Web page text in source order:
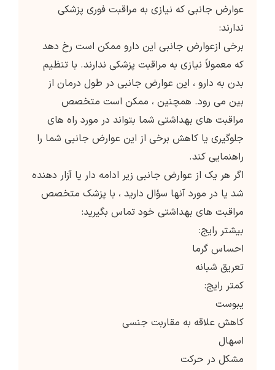
عوارض جانبی که نیازی به مراقبت فوری پزشکی
ندارند:
برخی ازعوارض جانبی این دارو ممکن است رخ دهد
که معمولاً نیازی به مراقبت پزشکی ندارند. با تنظیم
بدن به دارو ، این عوارض جانبی در طول درمان از
بین می رود. همچنین ، ممکن است متخصص
مراقبت های بهداشتی شما بتواند در مورد راه های
جلوگیری یا کاهش برخی از این عوارض جانبی شما را
راهنمایی کند.
اگر هر یک از عوارض جانبی زیر ادامه دار یا آزار دهنده
شد یا در مورد آنها سؤال دارید ، با پزشک متخصص
مراقبت های بهداشتی خود تماس بگیرید:
بیشتر رایج:
احساس گرما
تعریق شبانه
کمتر رایج:
یبوست
کاهش علاقه به مقاربت جنسی
اسهال
مشکل در حرکت